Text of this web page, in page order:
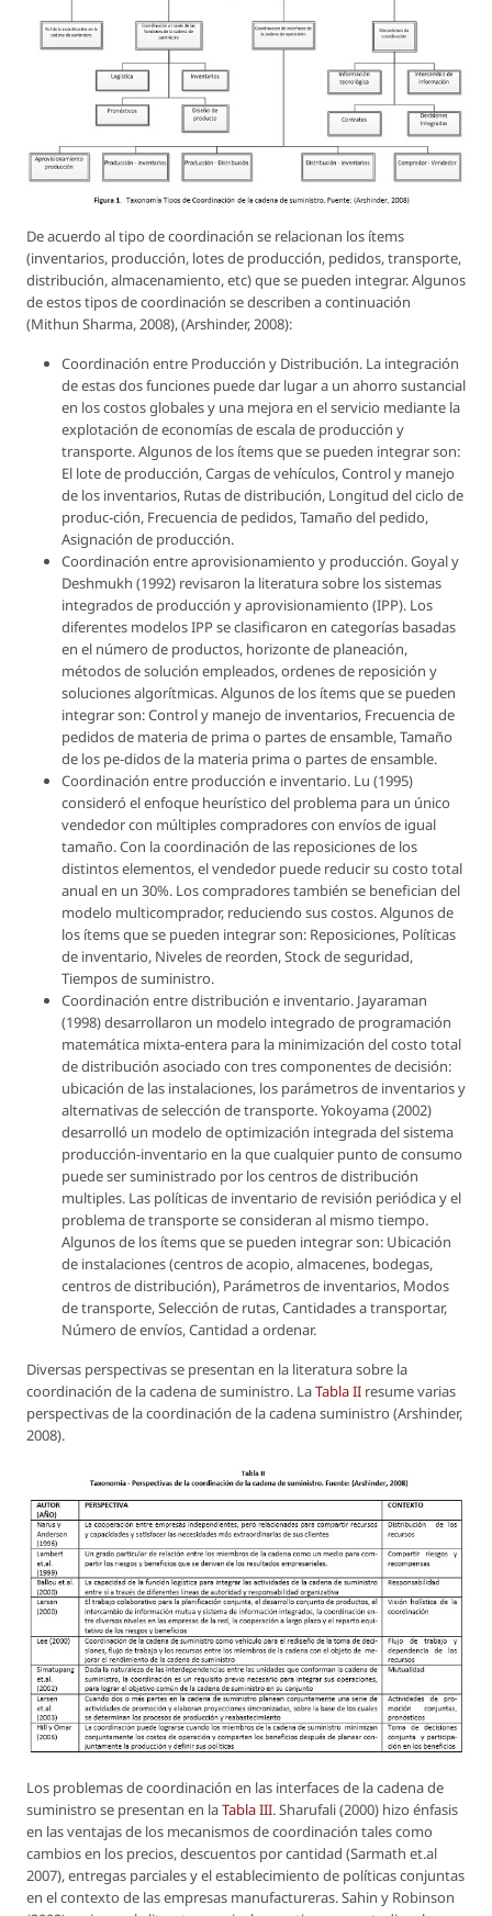
De acuerdo al tipo de coordinación se relacionan los ítems
(inventarios, producción, lotes de producción, pedidos, transporte,
distribución, almacenamiento, etc) que se pueden integrar. Algunos
de estos tipos de coordinación se describen a continuación
(Mithun Sharma, 2008), (Arshinder, 2008):
Coordinación entre Producción y Distribución. La integración
de estas dos funciones puede dar lugar a un ahorro sustancial
en los costos globales y una mejora en el servicio mediante la
explotación de economías de escala de producción y
transporte. Algunos de los ítems que se pueden integrar son:
El lote de producción, Cargas de vehículos, Control y manejo
de los inventarios, Rutas de distribución, Longitud del ciclo de
produc-ción, Frecuencia de pedidos, Tamaño del pedido,
Asignación de producción.
Coordinación entre aprovisionamiento y producción. Goyal y
Deshmukh (1992) revisaron la literatura sobre los sistemas
integrados de producción y aprovisionamiento (IPP). Los
diferentes modelos IPP se clasificaron en categorías basadas
en el número de productos, horizonte de planeación,
métodos de solución empleados, ordenes de reposición y
soluciones algorítmicas. Algunos de los ítems que se pueden
integrar son: Control y manejo de inventarios, Frecuencia de
pedidos de materia de prima o partes de ensamble, Tamaño
de los pe-didos de la materia prima o partes de ensamble.
Coordinación entre producción e inventario. Lu (1995)
consideró el enfoque heurístico del problema para un único
vendedor con múltiples compradores con envíos de igual
tamaño. Con la coordinación de las reposiciones de los
distintos elementos, el vendedor puede reducir su costo total
anual en un 30%. Los compradores también se benefician del
modelo multicomprador, reduciendo sus costos. Algunos de
los ítems que se pueden integrar son: Reposiciones, Políticas
de inventario, Niveles de reorden, Stock de seguridad,
Tiempos de suministro.
Coordinación entre distribución e inventario. Jayaraman
(1998) desarrollaron un modelo integrado de programación
matemática mixta-entera para la minimización del costo total
de distribución asociado con tres componentes de decisión:
ubicación de las instalaciones, los parámetros de inventarios y
alternativas de selección de transporte. Yokoyama (2002)
desarrolló un modelo de optimización integrada del sistema
producción-inventario en la que cualquier punto de consumo
puede ser suministrado por los centros de distribución
multiples. Las políticas de inventario de revisión periódica y el
problema de transporte se consideran al mismo tiempo.
Algunos de los ítems que se pueden integrar son: Ubicación
de instalaciones (centros de acopio, almacenes, bodegas,
centros de distribución), Parámetros de inventarios, Modos
de transporte, Selección de rutas, Cantidades a transportar,
Número de envíos, Cantidad a ordenar.
Diversas perspectivas se presentan en la literatura sobre la
coordinación de la cadena de suministro. LaTabla II resume varias
perspectivas de la coordinación de la cadena suministro (Arshinder,
2008).
Los problemas de coordinación en las interfaces de la cadena de
suministro se presentan en laTabla III. Sharufali (2000) hizo énfasis
en las ventajas de los mecanismos de coordinación tales como
cambios en los precios, descuentos por cantidad (Sarmath et.al
2007), entregas parciales y el establecimiento de políticas conjuntas
en el contexto de las empresas manufactureras. Sahin y Robinson